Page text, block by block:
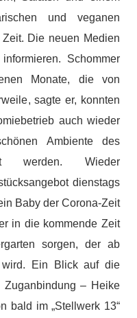
und veganen
Die neuen Medien
Schommer
Monate, die von
sagte er, konnten
auch wieder
Ambiente des
werden. Wieder
dienstags
Baby der Corona-Zeit
in die kommende Zeit
sorgen, der ab
wird. Ein Blick auf die
Zuganbindung – Heike
bald im „Stellwerk 13“